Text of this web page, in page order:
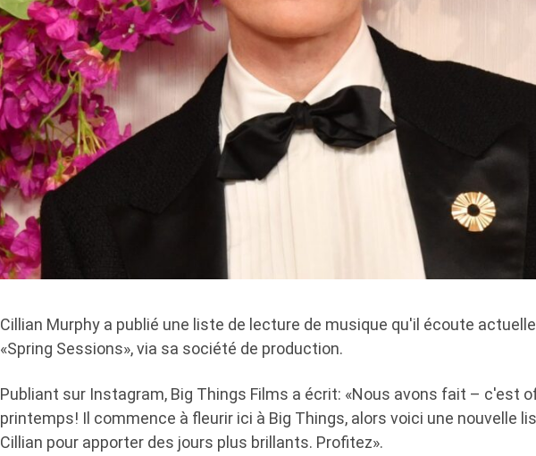
Cillian Murphy a publié une liste de lecture de musique qu'il écoute
«Spring Sessions», via sa société de production.
Publiant sur Instagram, Big Things Films a écrit: «Nous avons fait – c'est
printemps! Il commence à fleurir ici à Big Things, alors voici une nouvelle
Cillian pour apporter des jours plus brillants. Profitez».